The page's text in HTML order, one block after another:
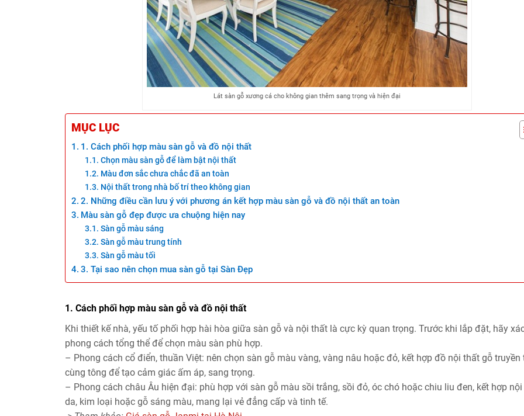
Lát sàn gỗ xương cá cho không gian thêm sang trọng và hiện đại
MỤC LỤC
1. Cách phối hợp màu sàn gỗ và đồ nội thất
Chọn màu sàn gỗ để làm bật nội thất
Màu đơn sắc chưa chắc đã an toàn
Nội thất trong nhà bố trí theo không gian
2. Những điều cần lưu ý với phương án kết hợp màu sàn gỗ và đồ nội thất an toàn
Màu sàn gỗ đẹp được ưa chuộng hiện nay
Sàn gỗ màu sáng
Sàn gỗ màu trung tính
Sàn gỗ màu tối
3. Tại sao nên chọn mua sàn gỗ tại Sàn Đẹp
1. Cách phối hợp màu sàn gỗ và đồ nội thất
Khi thiết kế nhà, yếu tố phối hợp hài hòa giữa sàn gỗ và nội thất là cực kỳ quan trọng. Trước khi lắp đặt, hãy
phong cách tổng thể để chọn màu sàn phù hợp.
– Phong cách cổ điển, thuần Việt: nên chọn sàn gỗ màu vàng, vàng nâu hoặc đỏ, kết hợp đồ nội thất gỗ truyền
cùng tông để tạo cảm giác ấm áp, sang trọng.
– Phong cách châu Âu hiện đại: phù hợp với sàn gỗ màu sồi trắng, sồi đỏ, óc chó hoặc chiu liu đen, kết hợp
da, kim loại hoặc gỗ sáng màu, mang lại vẻ đẳng cấp và tinh tế.